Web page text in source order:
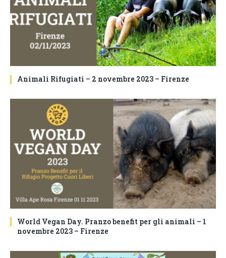
Animali Rifugiati – 2 novembre 2023 – Firenze
World Vegan Day. Pranzo benefit per gli animali – 1
novembre 2023 – Firenze